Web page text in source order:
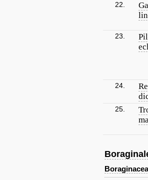
22.
23.
24.
25.